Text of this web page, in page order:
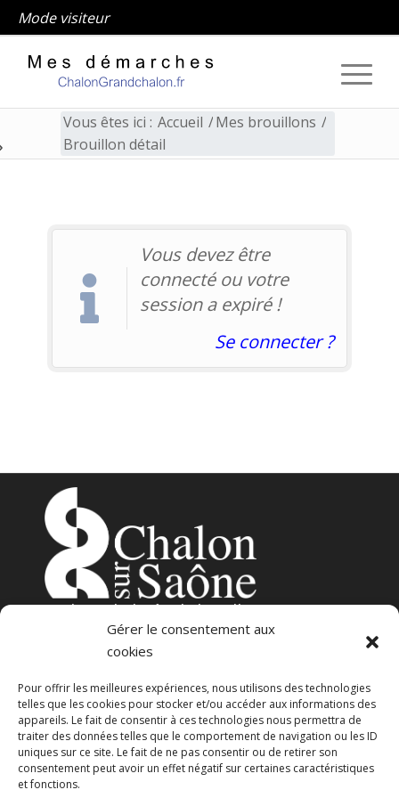
Mode visiteur
Vous êtes ici : Accueil /Mes brouillons /
Brouillon détail
Brouillon détail
Vous devez être
connecté ou votre
session a expiré !
Se connecter ?
3place de l’Hôtel-de-Ville
71100 – Chalon-sur-Saône
23 avenue Georges Pompidou
Gérer le consentement aux
cookies
Pour offrir les meilleures expériences, nous utilisons des technologies
telles que les cookies pour stocker et/ou accéder aux informations des
appareils. Le fait de consentir à ces technologies nous permettra de
traiter des données telles que le comportement de navigation ou les ID
uniques sur ce site. Le fait de ne pas consentir ou de retirer son
consentement peut avoir un effet négatif sur certaines caractéristiques
et fonctions.